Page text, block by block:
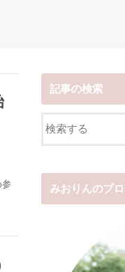
記事の検索
みおりんのプ